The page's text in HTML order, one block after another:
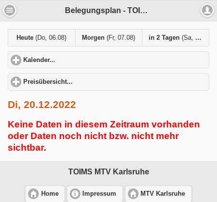
Belegungsplan - TOIMS MTV Karlsruhe
Heute(Do, 06.08) Morgen(Fr, 07.08) in 2 Tagen (Sa, 08.08)
Kalender...
Preisübersicht...
Di, 20.12.2022
Keine Daten in diesem Zeitraum vorhanden
oder Daten noch nicht bzw. nicht mehr
sichtbar.
TOIMS MTV Karlsruhe
Home Impressum MTV Karlsruhe